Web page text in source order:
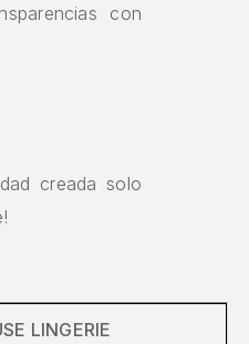
con
creada solo
LINGERIE